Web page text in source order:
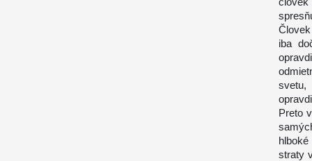
iba
svetu,
Preto
hlboké
straty